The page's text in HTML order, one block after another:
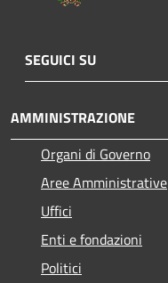
SEGUICI SU
AMMINISTRAZIONE
Organi di Governo
Aree Amministrative
Uffici
Enti e fondazioni
Politici